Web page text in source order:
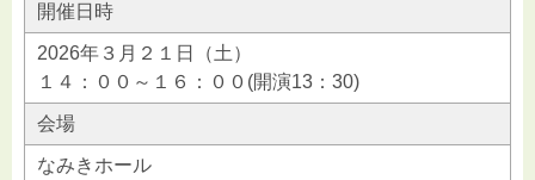
開催日時
2026年３月２１日（土）
１４：００～１６：００(開演13：30)
会場
なみきホール